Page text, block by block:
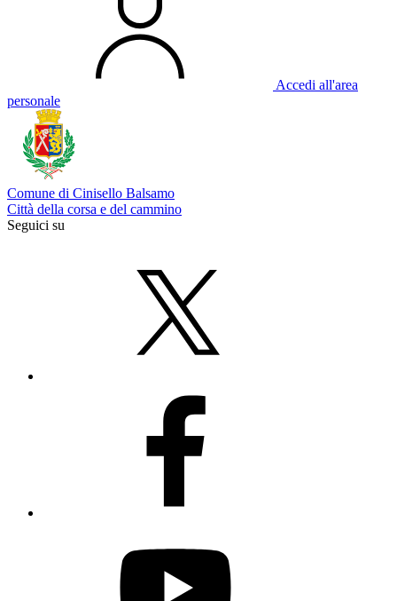
Accedi all'area
personale
Comune di Cinisello Balsamo
Città della corsa e del cammino
Seguici su